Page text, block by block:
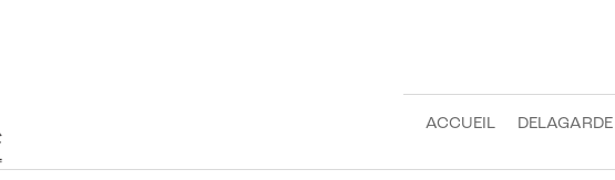
ACCUEIL DELAGARDE